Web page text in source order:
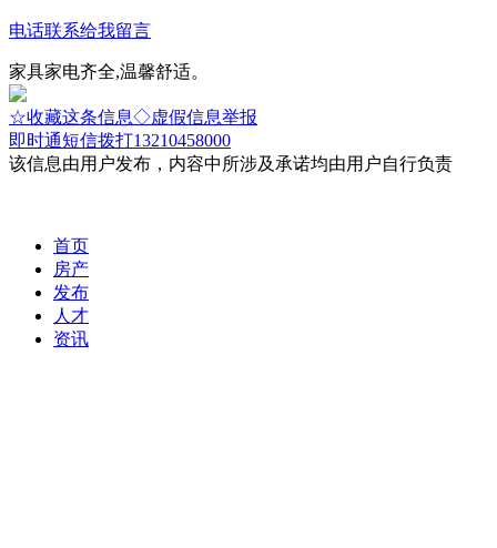
电话联系给我留言
家具家电齐全,温馨舒适。
☆收藏这条信息◇虚假信息举报
即时通短信拨打13210458000
该信息由用户发布，内容中所涉及承诺均由用户自行负责
首页
房产
发布
人才
资讯